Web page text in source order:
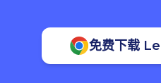
免费下载